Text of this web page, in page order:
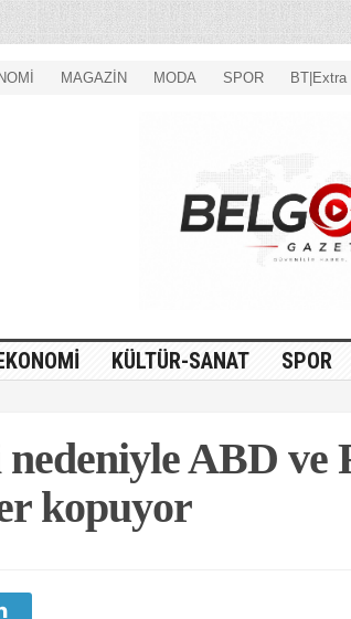
MAGAZİN MODA SPOR BT|Extra
KÜLTÜR-SANAT SPOR
ABD ve
kopuyor